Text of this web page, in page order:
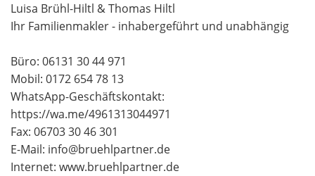
Luisa Brühl-Hiltl & Thomas Hiltl
Ihr Familienmakler - inhabergeführt und unabhängig
Büro: 06131 30 44 971
Mobil: 0172 654 78 13
WhatsApp-Geschäftskontakt:
https://wa.me/4961313044971
Fax: 06703 30 46 301
E-Mail: info@bruehlpartner.de
Internet: www.bruehlpartner.de